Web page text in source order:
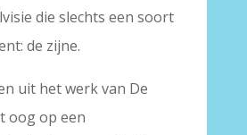
die slechts een soort
de zijne.
uit het werk van De
oog op een